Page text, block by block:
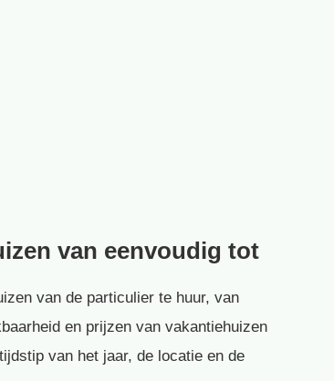
van eenvoudig tot
van de particulier te huur, van
en prijzen van vakantiehuizen
van het jaar, de locatie en de